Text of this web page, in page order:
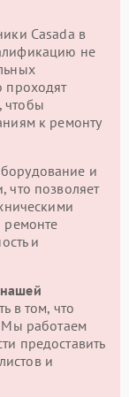
Casada в
не
проходят
чтобы
к ремонту
и
что позволяет
ремонте
и
в том, что
Мы работаем
предоставить
и